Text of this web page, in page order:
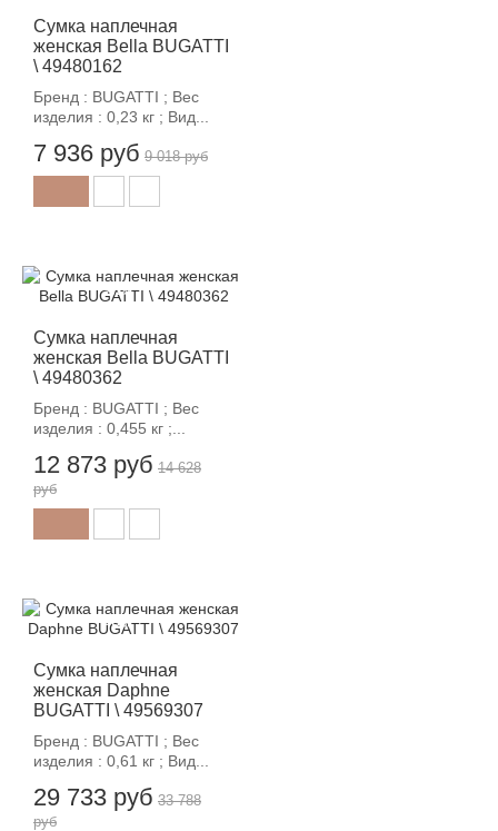
Сумка наплечная
женская Bella BUGATTI
\ 49480162
Бренд : BUGATTI ; Вес
изделия : 0,23 кг ; Вид...
7 936 руб 9 018 руб
Сумка наплечная
женская Bella BUGATTI
\ 49480362
Бренд : BUGATTI ; Вес
изделия : 0,455 кг ;...
12 873 руб
-12%
14 628
руб
Сумка наплечная
женская Daphne
BUGATTI \ 49569307
Бренд : BUGATTI ; Вес
изделия : 0,61 кг ; Вид...
29 733 руб
-12%
33 788
руб